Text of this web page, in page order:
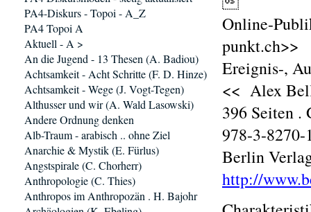
Online-
punkt.ch>>
Ereignis-,
<< Alex
396 Seiten .
978-3-
Berlin
http://
PA4-Diskurs - Topoi - A_Z
PA4 Topoi A
Aktuell - A >
An die Jugend - 13 Thesen (A. Badiou)
Achtsamkeit - Acht Schritte (F. D. Hinze)
Achtsamkeit - Wege (J. Vogt-Tegen)
Althusser und wir (A. Wald Lasowski)
Andere Ordnung denken
Alb-Traum - arabisch .. ohne Ziel
Anarchie & Mystik (E. Fürlus)
Angstspirale (C. Chorherr)
Anthropologie (C. Thies)
Anthropos im Anthropozän . H. Bajohr